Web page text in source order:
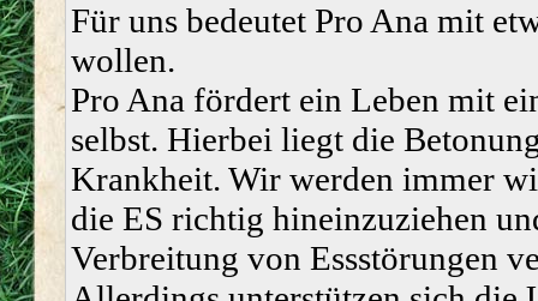
Für uns bedeutet Pro Ana mit
wollen.
Pro Ana fördert ein Leben mit
selbst. Hierbei liegt die
Krankheit. Wir werden immer
die ES richtig hineinzuziehen
Verbreitung von Essstörungen